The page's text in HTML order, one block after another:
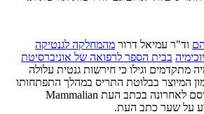
וד"ר עמיאל דרור מהמחלקה לגנטיקה
בבית הספר לרפואה של אוניברסיטת
מתקדמים וגילו כי חירשות גנטית עלולה
המיוצר בבלוטת התריס במהלך התפתחותו
לאחרונה בכתב העת Mammalian
על שער כתב העת.